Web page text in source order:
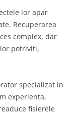
lor apar
Recuperarea
complex, dar
potriviti,
specializat in
experienta,
fisierele